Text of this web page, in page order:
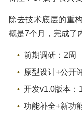
除去技术底层的重
概是7个月，完成了
前期调研：2周
原型设计+公开
开发v1.0版本：
功能补全+新功